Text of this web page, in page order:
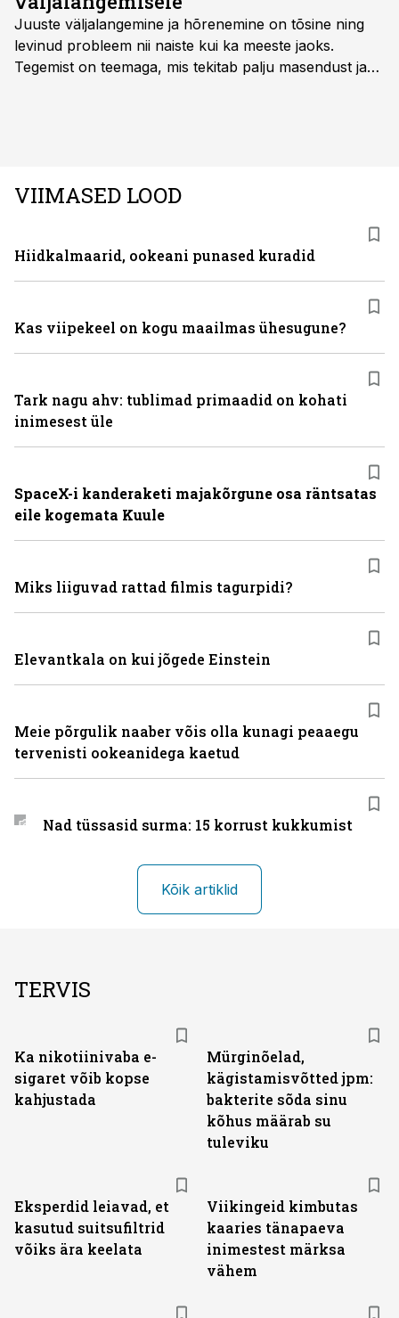
Juuste väljalangemine ja hõrenemine on tõsine ning
levinud probleem nii naiste kui ka meeste jaoks.
Tegemist on teemaga, mis tekitab palju masendust ja
VIIMASED LOOD
Hiidkalmaarid, ookeani punased kuradid
Kas viipekeel on kogu maailmas ühesugune?
Tark nagu ahv: tublimad primaadid on kohati
inimesest üle
SpaceX-i kanderaketi majakõrgune osa räntsatas
eile kogemata Kuule
Miks liiguvad rattad filmis tagurpidi?
Elevantkala on kui jõgede Einstein
Meie põrgulik naaber võis olla kunagi peaaegu
tervenisti ookeanidega kaetud
Nad tüssasid surma: 15 korrust kukkumist
Kõik artiklid
TERVIS
Ka nikotiinivaba e-
sigaret võib kopse
kahjustada
Mürginõelad,
kägistamisvõtted jpm:
bakterite sõda sinu
kõhus määrab su
tuleviku
Eksperdid leiavad, et
kasutud suitsufiltrid
võiks ära keelata
Viikingeid kimbutas
kaaries tänapaeva
inimestest märksa
vähem